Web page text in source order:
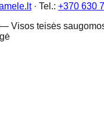
· Tel.: +370 630
— Visos teisės